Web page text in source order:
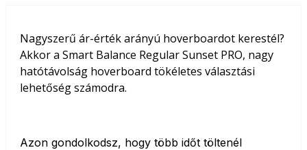
Nagyszerű ár-érték arányú hoverboardot kerestél?
Akkor a Smart Balance Regular Sunset PRO, nagy
hatótávolság hoverboard tökéletes választási
lehetőség számodra.
Azon gondolkodsz, hogy több időt töltenél